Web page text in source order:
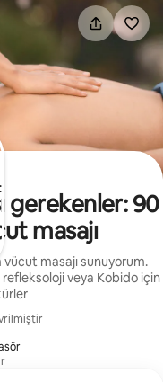
gerekenler: 90
masajı
masajı sunuyorum.
veya Kobido için